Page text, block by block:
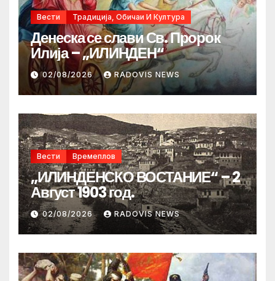
Вести Традиција, Обичаи И Култура
Денеска се слави Св. Пророк
Илија – „ИЛИНДЕН“
02/08/2026 RADOVIS NEWS
Вести Времеплов
„ИЛИНДЕНСКО ВОСТАНИЕ“ – 2
Август 1903 год.
02/08/2026 RADOVIS NEWS